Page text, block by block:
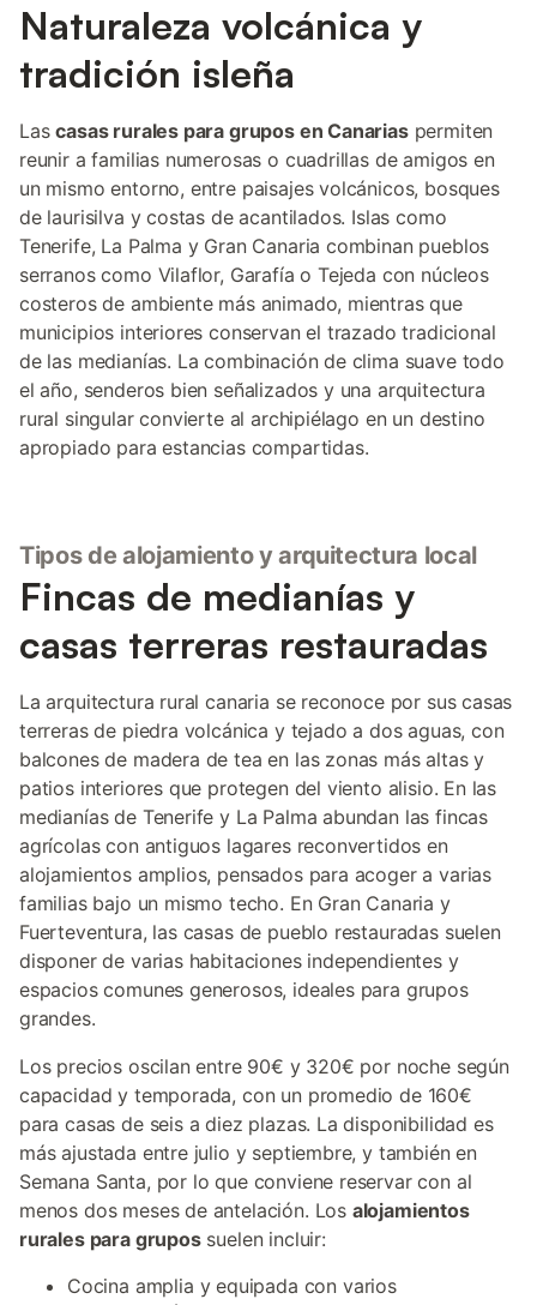
Naturaleza volcánica y
tradición isleña
Lascasas rurales para grupos en Canariaspermiten
reunir a familias numerosas o cuadrillas de amigos en
un mismo entorno, entre paisajes volcánicos, bosques
de laurisilva y costas de acantilados. Islas como
Tenerife, La Palma y Gran Canaria combinan pueblos
serranos como Vilaflor, Garafía o Tejeda con núcleos
costeros de ambiente más animado, mientras que
municipios interiores conservan el trazado tradicional
de las medianías. La combinación de clima suave todo
el año, senderos bien señalizados y una arquitectura
rural singular convierte al archipiélago en un destino
apropiado para estancias compartidas.
Tipos de alojamiento y arquitectura local
Fincas de medianías y
casas terreras restauradas
La arquitectura rural canaria se reconoce por sus casas
terreras de piedra volcánica y tejado a dos aguas, con
balcones de madera de tea en las zonas más altas y
patios interiores que protegen del viento alisio. En las
medianías de Tenerife y La Palma abundan las fincas
agrícolas con antiguos lagares reconvertidos en
alojamientos amplios, pensados para acoger a varias
familias bajo un mismo techo. En Gran Canaria y
Fuerteventura, las casas de pueblo restauradas suelen
disponer de varias habitaciones independientes y
espacios comunes generosos, ideales para grupos
grandes.
Los precios oscilan entre 90€ y 320€ por noche según
capacidad y temporada, con un promedio de 160€
para casas de seis a diez plazas. La disponibilidad es
más ajustada entre julio y septiembre, y también en
Semana Santa, por lo que conviene reservar con al
menos dos meses de antelación. Los alojamientos
rurales para grupossuelen incluir:
Cocina amplia y equipada con varios